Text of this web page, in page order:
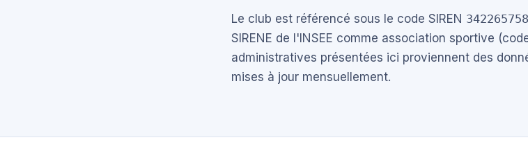
Le club est référencé sous le code SIREN 342265758
SIRENE de l'INSEE comme association sportive
administratives présentées ici proviennent des
mises à jour mensuellement.